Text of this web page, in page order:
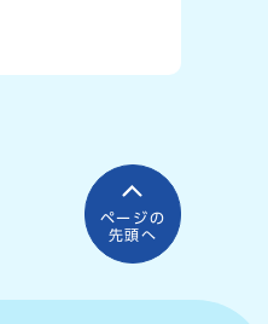
ページの
先頭へ